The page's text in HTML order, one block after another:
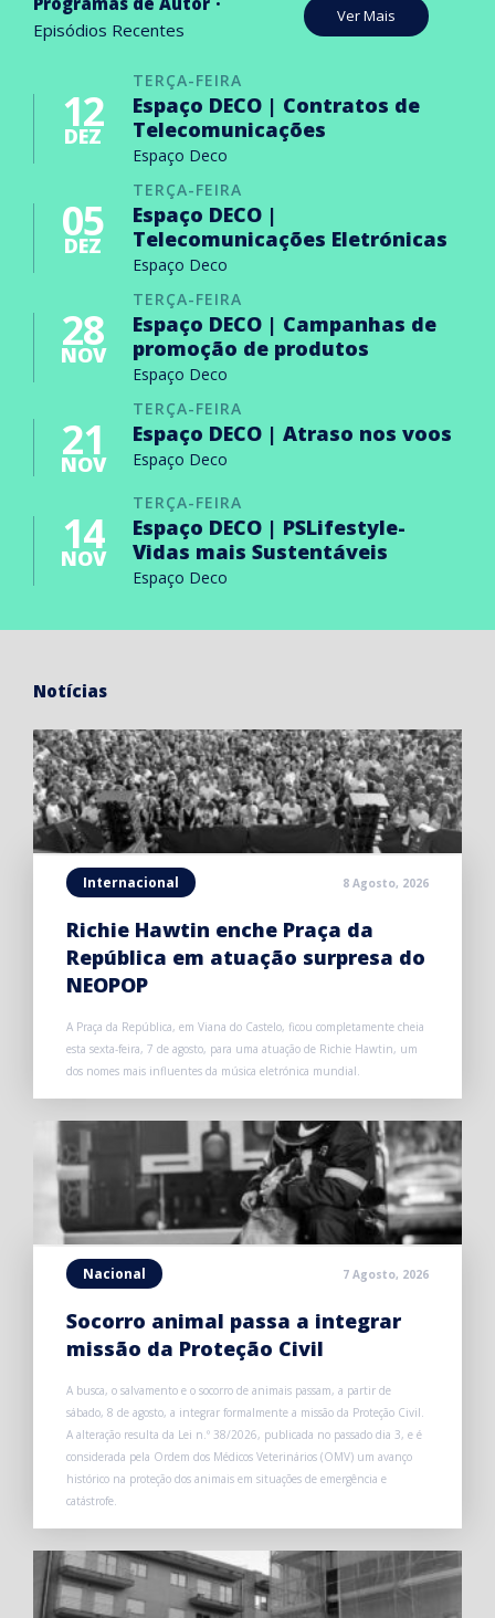
Episódios Recentes
Ver Mais
TERÇA-FEIRA
12
DEZ
Espaço DECO | Contratos de
Telecomunicações
Espaço Deco
TERÇA-FEIRA
05
DEZ
Espaço DECO |
Telecomunicações Eletrónicas
Espaço Deco
TERÇA-FEIRA
28
NOV
Espaço DECO | Campanhas de
promoção de produtos
Espaço Deco
TERÇA-FEIRA
21
NOV
Espaço DECO | Atraso nos voos
Espaço Deco
TERÇA-FEIRA
14
NOV
Espaço DECO | PSLifestyle-
Vidas mais Sustentáveis
Espaço Deco
Notícias
Internacional 8 Agosto, 2026
Richie Hawtin enche Praça da
República em atuação surpresa do
NEOPOP
A Praça da República, em Viana do Castelo, ficou completamente cheia
esta sexta-feira, 7 de agosto, para uma atuação de Richie Hawtin, um
dos nomes mais influentes da música eletrónica mundial.
Nacional 7 Agosto, 2026
Socorro animal passa a integrar
missão da Proteção Civil
A busca, o salvamento e o socorro de animais passam, a partir de
sábado, 8 de agosto, a integrar formalmente a missão da Proteção Civil.
A alteração resulta da Lei n.º 38/2026, publicada no passado dia 3, e é
considerada pela Ordem dos Médicos Veterinários (OMV) um avanço
histórico na proteção dos animais em situações de emergência e
catástrofe.